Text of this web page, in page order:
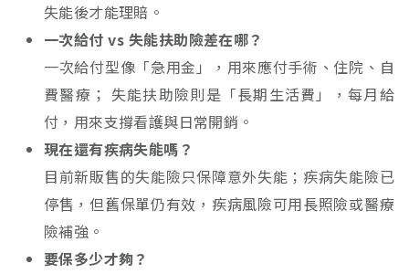
失能後才能理賠。
一次給付 vs 失能扶助險差在哪？
一次給付型像「急用金」，用來應付手術、住院、自
費醫療； 失能扶助險則是「長期生活費」，每月給
付，用來支撐看護與日常開銷。
現在還有疾病失能嗎？
目前新販售的失能險只保障意外失能；疾病失能險已
停售，但舊保單仍有效，疾病風險可用長照險或醫療
險補強。
要保多少才夠？